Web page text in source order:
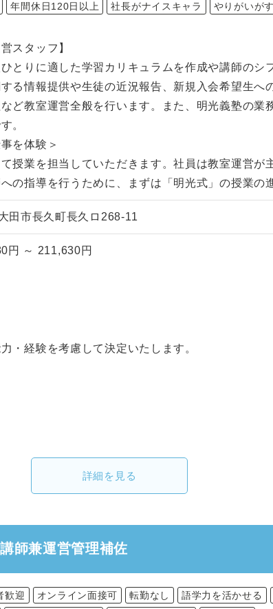
年間休日120日以上 社長がナイスキャラ やりがいが
スタッフ】
とりに適した学習カリキュラムを作成や講師のシ
る情報提供や生徒の近況報告、新規入会希望生へ
ど教室運営全般を行います。また、明光義塾の業
。
を体験＞
授業を担当していただきます。社員は教室運営が
の指導を行うために、まずは「明光式」の授業の
田市長久町長久ロ268-11
円 ～ 211,630円
・経験を考慮して決定いたします。
詳細を見る
師兼運営管理補佐
歓迎 オンライン面接可 転勤なし 語学力を活かせる